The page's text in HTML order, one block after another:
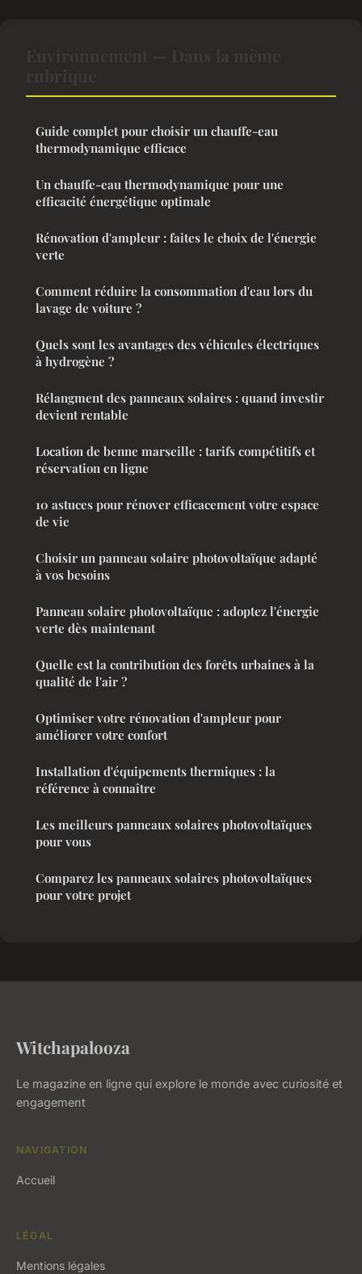
Guide complet pour choisir un chauffe-eau
thermodynamique efficace
Un chauffe-eau thermodynamique pour une
efficacité énergétique optimale
Rénovation d'ampleur : faites le choix de l'énergie
verte
Comment réduire la consommation d'eau lors du
lavage de voiture ?
Quels sont les avantages des véhicules électriques
à hydrogène ?
Rélangment des panneaux solaires : quand investir
devient rentable
Location de benne marseille : tarifs compétitifs et
réservation en ligne
10 astuces pour rénover efficacement votre espace
de vie
Choisir un panneau solaire photovoltaïque adapté
à vos besoins
Panneau solaire photovoltaïque : adoptez l'énergie
verte dès maintenant
Quelle est la contribution des forêts urbaines à la
qualité de l'air ?
Optimiser votre rénovation d'ampleur pour
améliorer votre confort
Installation d'équipements thermiques : la
référence à connaître
Les meilleurs panneaux solaires photovoltaïques
pour vous
Comparez les panneaux solaires photovoltaïques
pour votre projet
Witchapalooza
Le magazine en ligne qui explore le monde avec curiosité et
engagement
NAVIGATION
Accueil
LÉGAL
Mentions légales